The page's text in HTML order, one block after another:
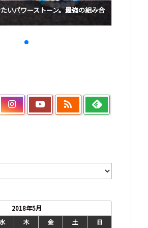
いパワーストーン。最強の組み合

2018年5月
木 金 土
日